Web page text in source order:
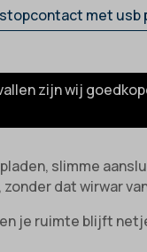
met usb
zijn wij
slimme
dat wirwar
je ruimte blijft